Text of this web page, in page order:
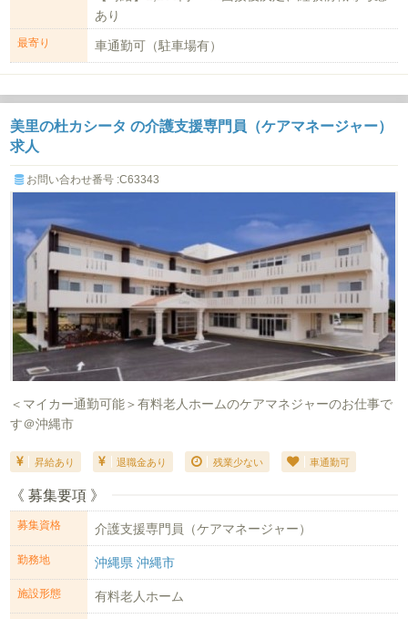
あり
最寄り 車通勤可（駐車場有）
美里の杜カシータ の介護支援専門員（ケアマネージャー）
求人
お問い合わせ番号 :C63343
＜マイカー通勤可能＞有料老人ホームのケアマネジャーのお仕事で
す＠沖縄市
昇給あり 退職金あり 残業少ない 車通勤可
《 募集要項 》
募集資格 介護支援専門員（ケアマネージャー）
勤務地 沖縄県 沖縄市
施設形態 有料老人ホーム